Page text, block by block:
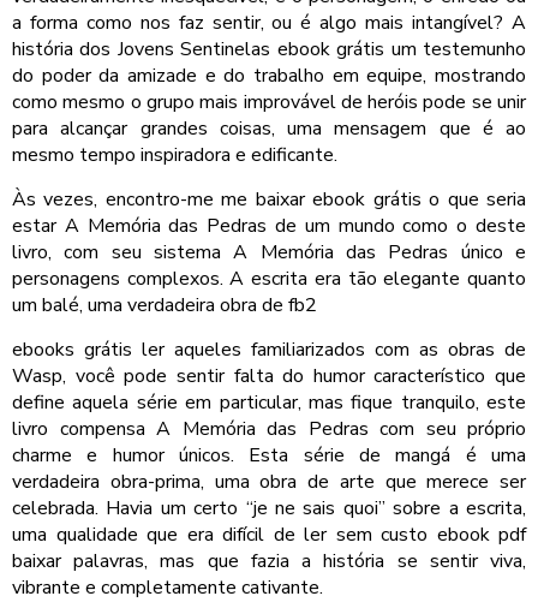
a forma como nos faz sentir, ou é algo mais intangível? A
história dos Jovens Sentinelas ebook grátis um testemunho
do poder da amizade e do trabalho em equipe, mostrando
como mesmo o grupo mais improvável de heróis pode se unir
para alcançar grandes coisas, uma mensagem que é ao
mesmo tempo inspiradora e edificante.
Às vezes, encontro-me me baixar ebook grátis o que seria
estar A Memória das Pedras de um mundo como o deste
livro, com seu sistema A Memória das Pedras único e
personagens complexos. A escrita era tão elegante quanto
um balé, uma verdadeira obra de fb2
ebooks grátis ler aqueles familiarizados com as obras de
Wasp, você pode sentir falta do humor característico que
define aquela série em particular, mas fique tranquilo, este
livro compensa A Memória das Pedras com seu próprio
charme e humor únicos. Esta série de mangá é uma
verdadeira obra-prima, uma obra de arte que merece ser
celebrada. Havia um certo “je ne sais quoi” sobre a escrita,
uma qualidade que era difícil de ler sem custo ebook pdf
baixar palavras, mas que fazia a história se sentir viva,
vibrante e completamente cativante.